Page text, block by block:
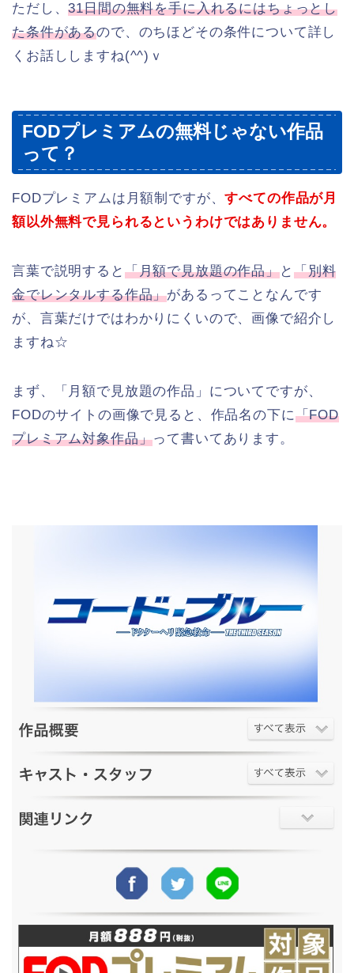
ただし、31日間の無料を手に入れるにはちょっとし
た条件があるので、のちほどその条件について詳し
くお話ししますね(^^)ｖ
FODプレミアムの無料じゃない作品
って？
FODプレミアムは月額制ですが、すべての作品が月
額以外無料で見られるというわけではありません。
言葉で説明すると 「月額で見放題の作品」と 「別料
金でレンタルする作品」があるってことなんです
が、言葉だけではわかりにくいので、画像で紹介し
ますね☆
まず、「月額で見放題の作品」についてですが、
FODのサイトの画像で見ると、作品名の下に「FOD
プレミアム対象作品」って書いてあります。